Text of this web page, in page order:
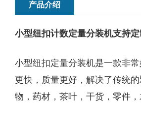
产品介绍
小型纽扣计数定量分装机支持定
小型纽扣定量分装机是一款非
更快，质量更好，解决了传统
物，药材，茶叶，干货，零件